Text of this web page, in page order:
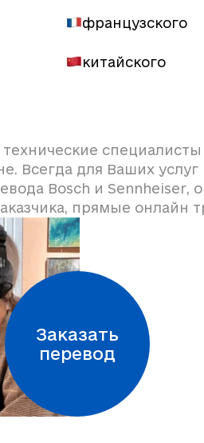
французского
китайского
Всегда для Ваших
Bosch и
прямые онлайн
Заказать
перевод